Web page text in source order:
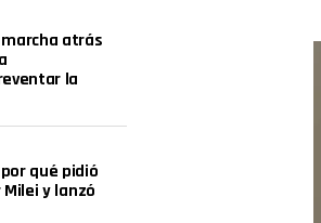
atrás
la
qué pidió
y lanzó